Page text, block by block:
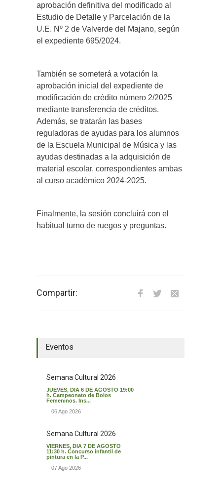
aprobación definitiva del modificado al
Estudio de Detalle y Parcelación de la
U.E. Nº 2 de Valverde del Majano, según
el expediente 695/2024.
También se someterá a votación la
aprobación inicial del expediente de
modificación de crédito número 2/2025
mediante transferencia de créditos.
Además, se tratarán las bases
reguladoras de ayudas para los alumnos
de la Escuela Municipal de Música y las
ayudas destinadas a la adquisición de
material escolar, correspondientes ambas
al curso académico 2024-2025.
Finalmente, la sesión concluirá con el
habitual turno de ruegos y preguntas.
Compartir:
Eventos
Semana Cultural 2026
JUEVES, DIA 6 DE AGOSTO 19:00
h. Campeonato de Bolos
Femeninos. Ins...
06 Ago 2026
Semana Cultural 2026
VIERNES, DIA 7 DE AGOSTO
11:30 h. Concurso infantil de
pintura en la P...
07 Ago 2026